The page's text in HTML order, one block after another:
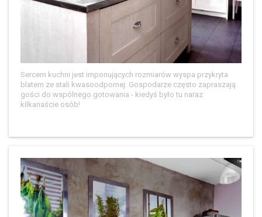
Sercem kuchni jest imponujących rozmiarów wyspa przykryta
blatem ze stali kwasoodpornej. Gospodarze często zapraszają
gości do wspólnego gotowania - kiedyś było tu naraz
kilkanaście osób!